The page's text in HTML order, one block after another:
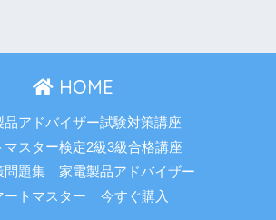
HOME
品アドバイザー試験対策講座
マスター検定2級3級合格講座
問題集 家電製品アドバイザー
ートマスター
今すぐ購入